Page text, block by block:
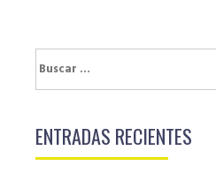
Buscar:
ENTRADAS RECIENTES